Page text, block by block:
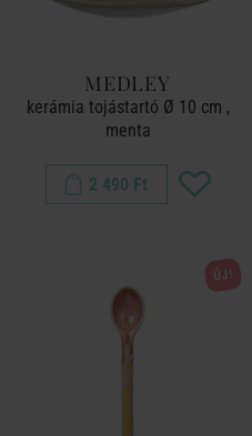
MEDLEY
kerámia tojástartó Ø 10 cm ,
menta
2 490 Ft
ÚJ!